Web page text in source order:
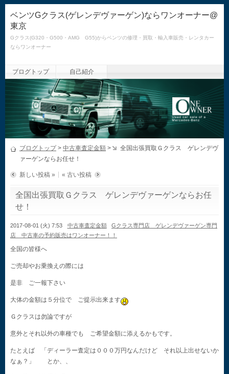
ベンツGクラス(ゲレンデヴァーゲン)ならワンオーナー@
東京
Gクラス(G320・G500・AMG G55)からベンツの修理・買取・輸入車販売・レンタカー
ならワンオーナー
ブログトップ 自己紹介
ブログトップ> 中古車査定金額 >
全国出張買取Ｇクラス ゲレンデヴ
ァーゲンならお任せ！
新しい投稿 » « 古い投稿
全国出張買取Ｇクラス ゲレンデヴァーゲンならお任
せ！
2017-08-01 (火) 7:53 中古車査定金額
Gクラス専門店 ゲレンデヴァーゲン専門
店 中古車の予約販売はワンオーナー！！
全国の皆様へ
ご売却やお乗換えの際には
是非 ご一報下さい
大体の金額は５分位で ご提示出来ます
Ｇクラスは勿論ですが
意外とそれ以外の車種でも ご希望金額に添えるかもです。
たとえば 「ディーラー査定は０００万円なんだけど それ以上出せないか
なぁ？」 とか、、